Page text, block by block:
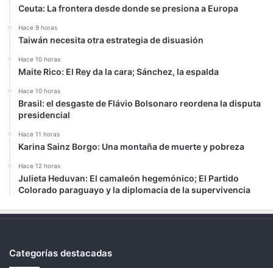
Ceuta: La frontera desde donde se presiona a Europa
Hace 9 horas
Taiwán necesita otra estrategia de disuasión
Hace 10 horas
Maite Rico: El Rey da la cara; Sánchez, la espalda
Hace 10 horas
Brasil: el desgaste de Flávio Bolsonaro reordena la disputa
presidencial
Hace 11 horas
Karina Sainz Borgo: Una montaña de muerte y pobreza
Hace 12 horas
Julieta Heduvan: El camaleón hegemónico; El Partido
Colorado paraguayo y la diplomacia de la supervivencia
Categorías destacadas